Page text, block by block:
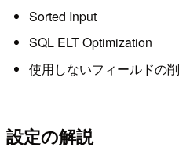
Sorted Input
SQL ELT Optimization
使用しないフィールドの
設定の解説